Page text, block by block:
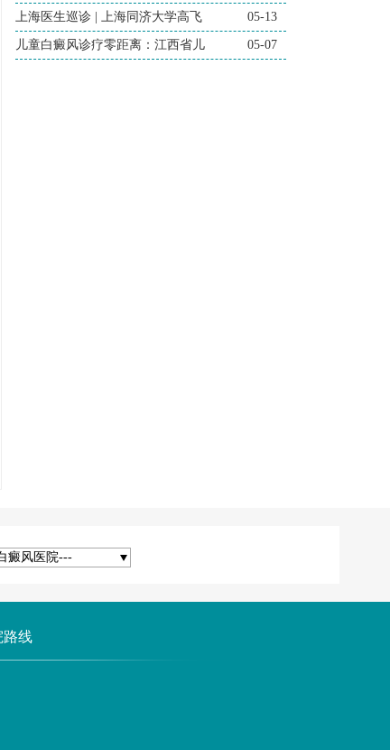
上海医生巡诊 | 上海同济大学高飞 05-13
儿童白癜风诊疗零距离：江西省儿 05-07
癜风医院---
路线